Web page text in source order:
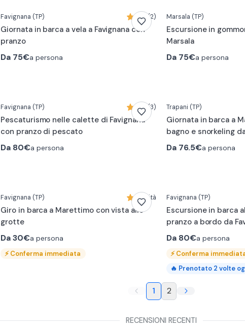
Favignana (TP) 5,0 (2)
Giornata in barca a vela a Favignana con
pranzo
Da 75€a persona
Marsala (TP)
Escursione in
Marsala
Da 75€a persona
Favignana (TP) 5,0 (3)
Pescaturismo nelle calette di Favignana
con pranzo di pescato
Da 80€a persona
Trapani (TP)
Giornata in barca a
bagno e snorkeling
Da 76.5€a persona
Favignana (TP) Novità
Giro in barca a Marettimo con vista alle
grotte
Da30€a persona
⚡Conferma immediata
Favignana (TP)
Escursione in barca
pranzo a bordo da
Da 80€a persona
⚡Conferma
🔥 Prenotato 2 volte
1 2
RECENSIONI RECENTI